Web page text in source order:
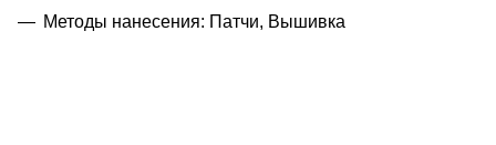
Методы нанесения: Патчи, Вышивка